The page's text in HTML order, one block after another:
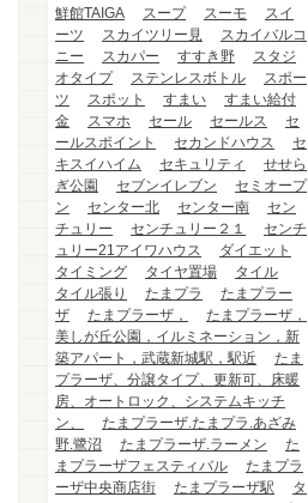
鮮館TAIGA
スープ スーモ
スイ
ーツ
スカイツリー見
スカイバルコ
ニー
スカパー すすき野
スタジ
オタイプ
ステンレスボトル
スポー
ツ
スポット すまい
すまい給付
金
スマホ セール セールス
セ
ールスポイント
セカンドハウス
セ
キスイハイム
セキュリティ
せせら
ぎ公園
セブンイレブン
セミオープ
ン
センター北 センター南
セン
チュリー
センチュリー２１
センチ
ュリー21アイワハウス
ダイエット
タイミング
タイヤ置場
タイル
タイル張り
たまプラ
たまプラー
ザ
たまプラーザ，
たまプラーザ，
美しが丘公園，イルミネーション，新
築アパート，武蔵新城駅，駅近
たま
プラーザ、分譲タイプ、更新可、床暖
房、オートロック、システムキッチ
ン、
たまプラーザ.たまプラ.あざみ
野.鷺沼
たまプラーザ.ラーメン
た
まプラーザフェスティバル
たまプラ
ーザ中央商店街
たまプラーザ駅
タ